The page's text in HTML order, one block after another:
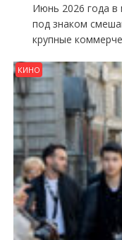
Июнь 2026 года в
под знаком
крупные
КИНО